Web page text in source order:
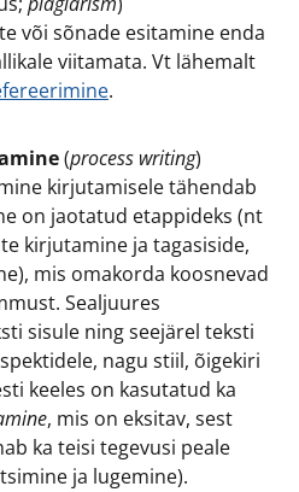
või sõnade esitamine enda
viitamata. Vt lähemalt
.
(process writing)
kirjutamisele tähendab
on jaotatud etappideks (nt
kirjutamine ja tagasiside,
mis omakorda koosnevad
Sealjuures
sisule ning seejärel teksti
nagu stiil, õigekiri
keeles on kasutatud ka
, mis on eksitav, sest
ka teisi tegevusi peale
ja lugemine).